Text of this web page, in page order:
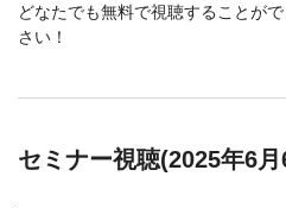
どなたでも無料で視聴することが
さい！
セミナー視聴(2025年6